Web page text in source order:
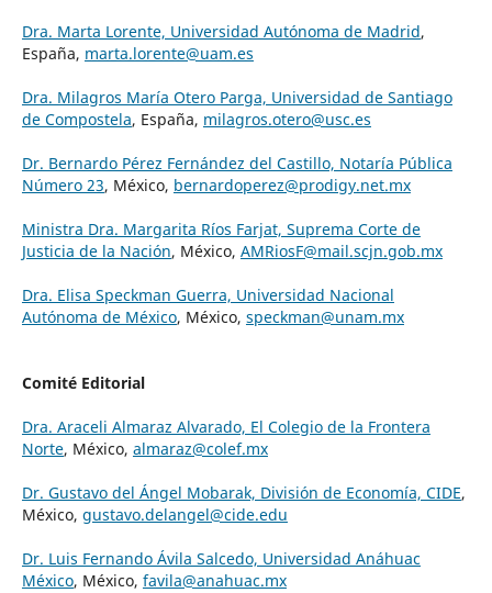
Dra. Marta Lorente, Universidad Autónoma de Madrid,
España, marta.lorente@uam.es
Dra. Milagros María Otero Parga, Universidad de Santiago
de Compostela, España, milagros.otero@usc.es
Dr. Bernardo Pérez Fernández del Castillo, Notaría Pública
Número 23, México, bernardoperez@prodigy.net.mx
Ministra Dra. Margarita Ríos Farjat, Suprema Corte de
Justicia de la Nación, México, AMRiosF@mail.scjn.gob.mx
Dra. Elisa Speckman Guerra, Universidad Nacional
Autónoma de México, México, speckman@unam.mx
Comité Editorial
Dra. Araceli Almaraz Alvarado, El Colegio de la Frontera
Norte, México, almaraz@colef.mx
Dr. Gustavo del Ángel Mobarak, División de Economía, CIDE,
México, gustavo.delangel@cide.edu
Dr. Luis Fernando Ávila Salcedo, Universidad Anáhuac
México, México, favila@anahuac.mx